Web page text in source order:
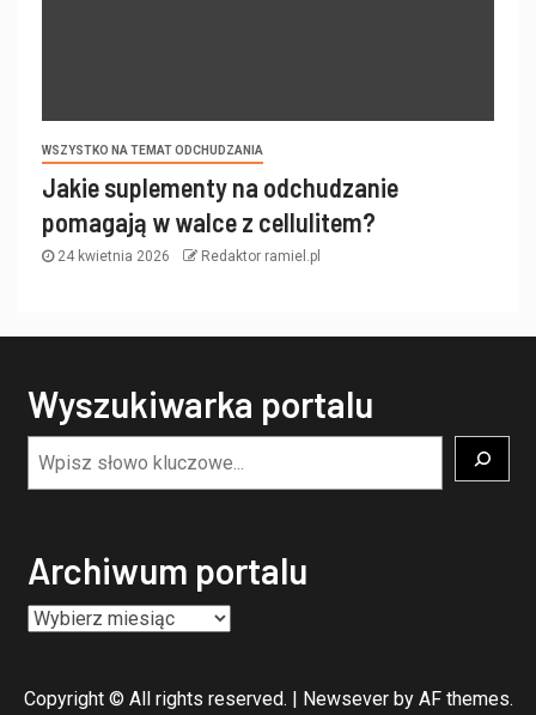
WSZYSTKO NA TEMAT ODCHUDZANIA
Jakie suplementy na odchudzanie
pomagają w walce z cellulitem?
24 kwietnia 2026 Redaktor ramiel.pl
Wyszukiwarka portalu
Archiwum portalu
Copyright © All rights reserved. | Newseverby AF themes.